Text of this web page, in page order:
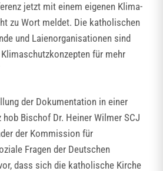
jetzt mit einem eigenen Klima-
zu Wort meldet. Die katholischen
und Laienorganisationen sind
für mehr
der Dokumentation in einer
hob Bischof Dr. Heiner Wilmer SCJ
der Kommission für
Fragen der Deutschen
dass sich die katholische Kirche